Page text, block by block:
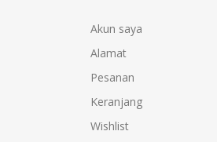
Akun saya
Alamat
Pesanan
Keranjang
Wishlist